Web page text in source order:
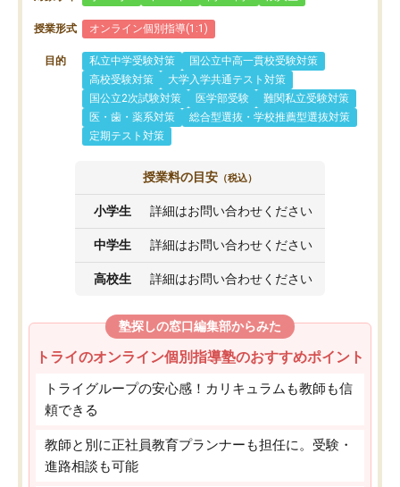
授業形式 オンライン個別指導(1:1)
目的 私立中学受験対策
国公立中高一貫校受験対策
高校受験対策
大学入学共通テスト対策
国公立2次試験対策
医学部受験
難関私立受験対策
医・歯・薬系対策
総合型選抜・学校推薦型選抜対策
定期テスト対策
授業料の目安 （税込）
小学生 詳細はお問い合わせください
中学生 詳細はお問い合わせください
高校生 詳細はお問い合わせください
塾探しの窓口編集部からみた
トライのオンライン個別指導塾のおすすめポイント
トライグループの安心感！カリキュラムも教師も信
頼できる
教師と別に正社員教育プランナーも担任に。受験・
進路相談も可能